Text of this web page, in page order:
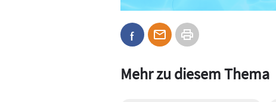
Mehr zu diesem Thema